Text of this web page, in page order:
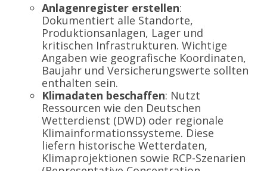
Anlagenregister erstellen:
Dokumentiert alle Standorte,
Produktionsanlagen, Lager und
kritischen Infrastrukturen. Wichtige
Angaben wie geografische Koordinaten,
Baujahr und Versicherungswerte sollten
enthalten sein.
Klimadaten beschaffen: Nutzt
Ressourcen wie den Deutschen
Wetterdienst (DWD) oder regionale
Klimainformationssysteme. Diese
liefern historische Wetterdaten,
Klimaprojektionen sowie RCP-Szenarien